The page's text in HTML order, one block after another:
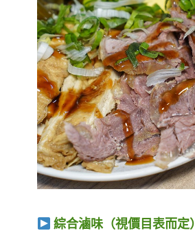
綜合滷味（視價目表而定）